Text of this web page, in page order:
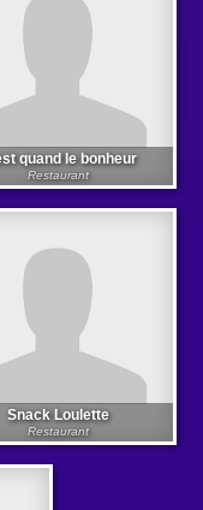
quand le bonheur
Restaurant
Snack Loulette
Restaurant